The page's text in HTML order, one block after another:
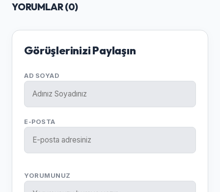
YORUMLAR (0)
Görüşlerinizi Paylaşın
AD SOYAD
E-POSTA
YORUMUNUZ